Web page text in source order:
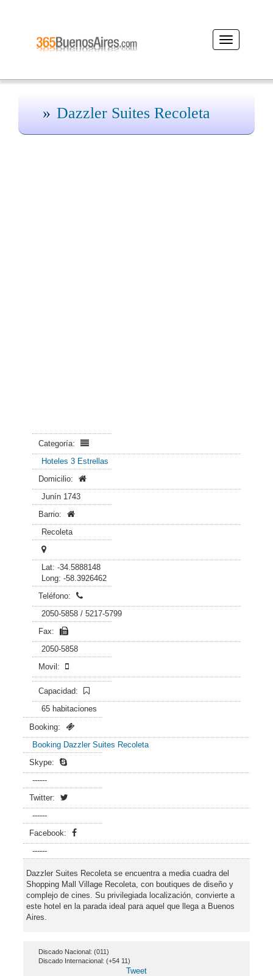
Desplegar
navegación
Dazzler Suites Recoleta
Categoría:
Hoteles 3 Estrellas
Domicilio:
Junín 1743
Barrio:
Recoleta
Lat: -34.5888148
Long: -58.3926462
Teléfono:
2050-5858 / 5217-5799
Fax:
2050-5858
Movil:
Capacidad:
65 habitaciones
Booking:
Booking Dazzler Suites Recoleta
Skype:
------
Twitter:
------
Facebook:
------
Dazzler Suites Recoleta se encuentra a media cuadra del
Shopping Mall Village Recoleta, con boutiques de diseño y
complejo de cines. Su privilegiada localización, convierte a
este hotel en la parada ideal para aquel que llega a Buenos
Aires.
Discado Nacional: (011)
Discado Internacional: (+54 11)
Tweet